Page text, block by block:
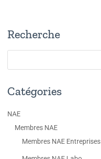
Recherche
Catégories
NAE
Membres NAE
Membres NAE Entreprises